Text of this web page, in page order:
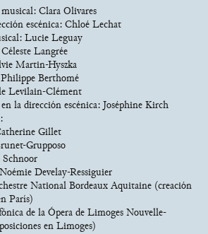
Clara Olivares
escénica: Chloé Lechat
Lucie Leguay
Langrée
Martin-Hyszka
Berthomé
Levilain-Clément
la dirección escénica: Joséphine Kirch
Gillet
Grupposo
Develay-Ressiguier
National Bordeaux Aquitaine (creación
París)
de la Ópera de Limoges Nouvelle-
en Limoges)